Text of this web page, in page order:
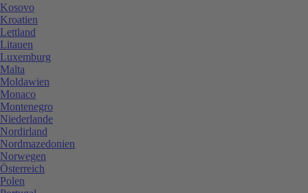
Kosovo
Kroatien
Lettland
Litauen
Luxemburg
Malta
Moldawien
Monaco
Montenegro
Niederlande
Nordirland
Nordmazedonien
Norwegen
Österreich
Polen